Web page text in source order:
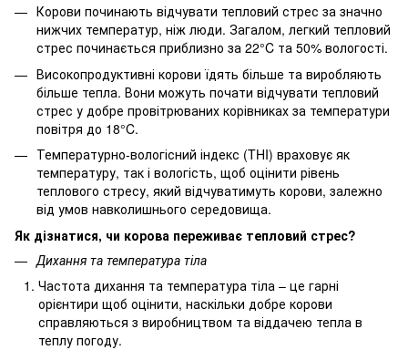
Корови починають відчувати тепловий стрес за значно
нижчих температур, ніж люди. Загалом, легкий тепловий
стрес починається приблизно за 22°C та 50% вологості.
Високопродуктивні корови їдять більше та виробляють
більше тепла. Вони можуть почати відчувати тепловий
стрес у добре провітрюваних корівниках за температури
повітря до 18°C.
Температурно-вологісний індекс (THI) враховує як
температуру, так і вологість, щоб оцінити рівень
теплового стресу, який відчуватимуть корови, залежно
від умов навколишнього середовища.
Як дізнатися, чи корова переживає тепловий стрес?
Дихання та температура тіла
Частота дихання та температура тіла – це гарні
орієнтири щоб оцінити, наскільки добре корови
справляються з виробництвом та віддачею тепла в
теплу погоду.